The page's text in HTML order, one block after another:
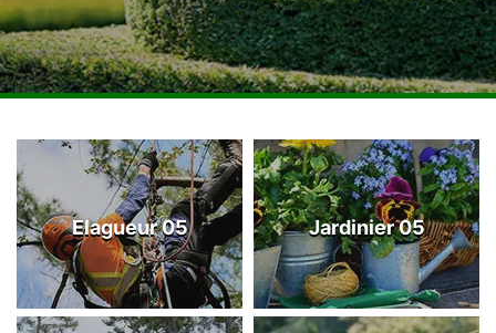
Elagueur 05 Jardinier 05